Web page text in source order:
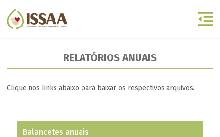
RELATÓRIOS ANUAIS
Clique nos links abaixo para baixar os respectivos arquivos.
Balancetes anuais